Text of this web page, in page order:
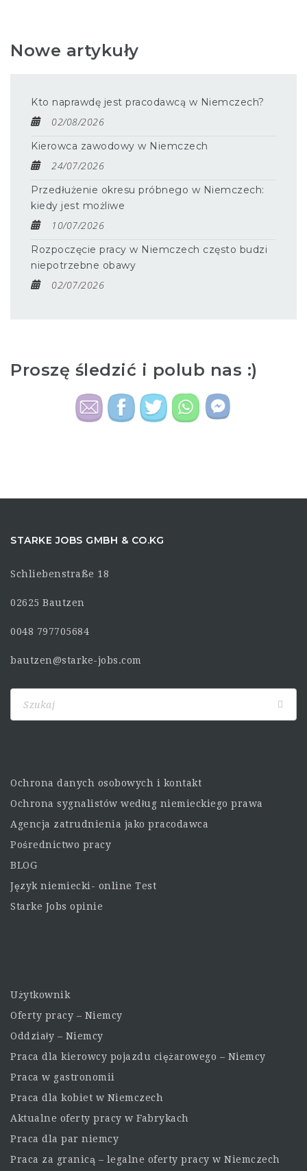
Nowe artykuły
Kto naprawdę jest pracodawcą w Niemczech?
02/08/2026
Kierowca zawodowy w Niemczech
24/07/2026
Przedłużenie okresu próbnego w Niemczech:
kiedy jest możliwe
10/07/2026
Rozpoczęcie pracy w Niemczech często budzi
niepotrzebne obawy
02/07/2026
Proszę śledzić i polub nas :)
STARKE JOBS GMBH & CO.KG
Schliebenstraße 18
02625 Bautzen
0048 797705684
bautzen@starke-jobs.com
Ochrona danych osobowych i kontakt
Ochrona sygnalistów według niemieckiego prawa
Agencja zatrudnienia jako pracodawca
Pośrednictwo pracy
BLOG
Język niemiecki- online Test
Starke Jobs opinie
Użytkownik
Oferty pracy – Niemcy
Oddziały – Niemcy
Praca dla kierowcy pojazdu ciężarowego – Niemcy
Praca w gastronomii
Praca dla kobiet w Niemczech
Aktualne oferty pracy w Fabrykach
Praca dla par niemcy
Praca za granicą – legalne oferty pracy w Niemczech